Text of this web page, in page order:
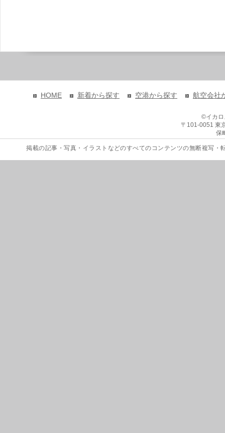
HOME 新着から探す 空港から探す 航空会社
©イカ
〒101-0051 東
保
掲載の記事・写真・イラストなどのすべてのコンテンツの無断複